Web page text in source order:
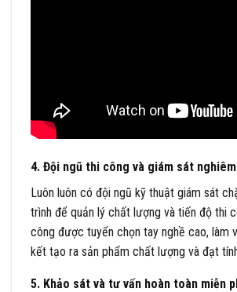
4. Đội ngũ thi công và giám sát
Luôn luôn có đội ngũ kỹ thuật giám sát
trình để quản lý chất lượng và tiến độ thi
công được tuyển chọn tay nghề cao, làm
kết tạo ra sản phẩm chất lượng và đạt
5. Khảo sát và tư vấn hoàn toàn miễn